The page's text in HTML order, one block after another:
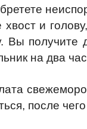
хвост и
Вы
на два
после